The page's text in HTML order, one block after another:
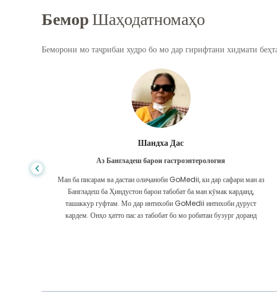
БеморШаҳодатномаҳо
Беморони мо таҷрибаи худро бо мо дар гирифтани хидмати
Шандха Дас
Аз Бангладеш барои гастроэнтерология
Ман ба писарам ва дастаи олиҷаноби GoMedii, ки дар сафари ман аз
Бангладеш ба Ҳиндустон барои табобат ба ман кӯмак карданд,
ташаккур гуфтам. Мо дар интихоби GoMedii интихоби дуруст
кардем. Онҳо ҳатто пас аз табобат бо мо робитаи бузург доранд